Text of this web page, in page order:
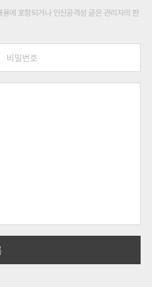
에 포함되거나 인신공격성 글은 관리자의 판